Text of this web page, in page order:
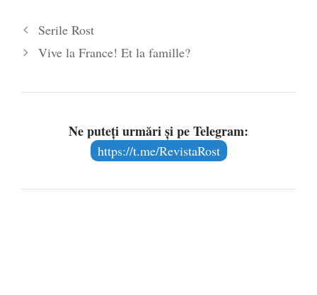
Serile Rost
Vive la France! Et la famille?
Ne puteți urmări și pe Telegram:
https://t.me/RevistaRost